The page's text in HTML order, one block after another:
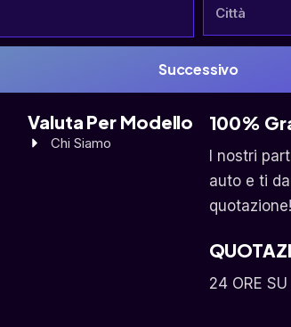
Successivo
Valuta Per Modello
Chi Siamo
100%
I nostri
auto e ti
quotazione!
24 ORE